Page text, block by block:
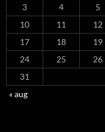
3
4 5
10
11 12
17
18 19
24
25 26
31
« aug